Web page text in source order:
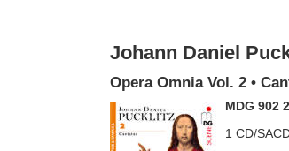
Johann Daniel
Opera Omnia Vol. 2 •
MDG 902
1 CD/